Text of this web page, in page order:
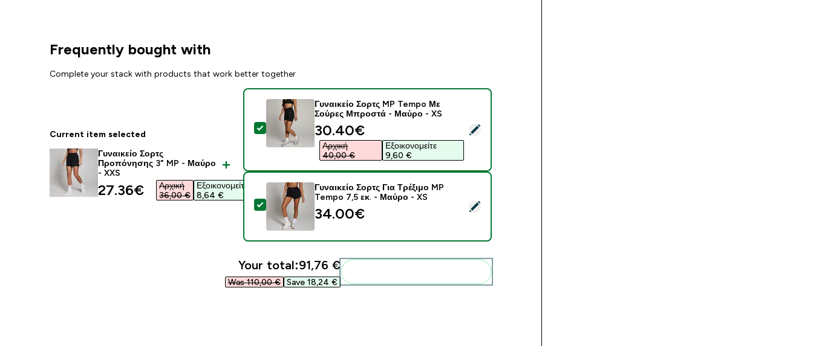
Frequently bought with
Complete your stack with products that work better together
Current item selected
Γυναικείο Σορτς
Προπόνησης 3" MP - Μαύρο
- XXS
discounted price
27.36€‎
Αρχική
36,00 €‎
Εξοικονομείτε
8,64 €‎
Select this product - Γυναικείο Σορτς MP Tempo Με Σούρες Μπροστά - Μαύρο - XS
Γυναικείο Σορτς MP Tempo Με
Σούρες Μπροστά - Μαύρο - XS
discounted price
30.40€‎
Αρχική
40,00 €‎
Εξοικονομείτε
9,60 €‎
Select this product - Γυναικείο Σορτς Για Τρέξιμο MP Tempo 7,5 εκ. - Μαύρο - XS
Γυναικείο Σορτς Για Τρέξιμο MP
Tempo 7,5 εκ. - Μαύρο - XS
34.00€‎
Your total:91,76 €‎
Was 110,00 €‎ Save 18,24 €‎